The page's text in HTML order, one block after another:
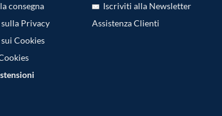
consegna
Privacy
Cookies
Iscriviti alla Newsletter
Assistenza Clienti